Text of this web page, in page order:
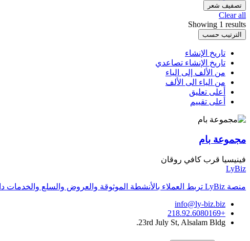
تصفيف شعر
Clear all
Showing 1 results
الترتيب حسب
تاريخ الإنشاء
تاريخ الإنشاء تصاعدي
من الألف إلى الياء
من الياء الى الألف
أعلى تعليق
أعلى تقييم
مجموعة بام
فينيسيا قرب كافي روقان
LyBiz
منصة LyBiz تربط العملاء بالأنشطة الموثوقة والعروض والسلع والخدمات داخل ليبيا بتجربة سريعة وواضحة.
info@ly-biz.biz
+218.92.6080169
23rd July St, Alsalam Bldg.